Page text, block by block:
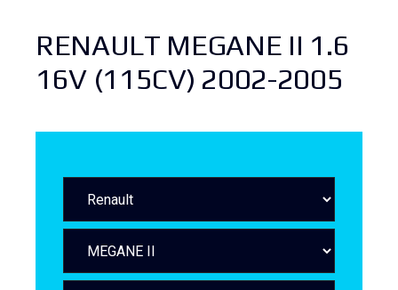
RENAULT MEGANE II 1.6
16V (115CV) 2002-2005